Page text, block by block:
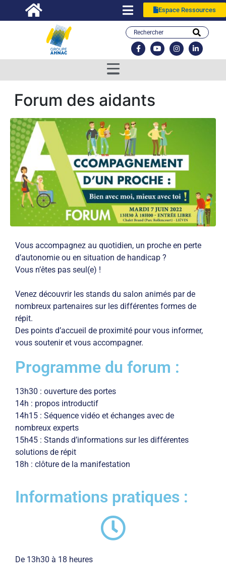
Espace Ressources
Forum des aidants
Vous accompagnez au quotidien, un proche en perte
d’autonomie ou en situation de handicap ?
Vous n’êtes pas seul(e) !
Venez découvrir les stands du salon animés par de
nombreux partenaires sur les différentes formes de
répit.
Des points d’accueil de proximité pour vous informer,
vous soutenir et vous accompagner.
Programme du forum :
13h30 : ouverture des portes
14h : propos introductif
14h15 : Séquence vidéo et échanges avec de
nombreux experts
15h45 : Stands d’informations sur les différentes
solutions de répit
18h : clôture de la manifestation
Informations pratiques :
De 13h30 à 18 heures